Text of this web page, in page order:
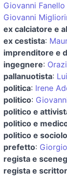
Giovanni Fanello
Giovanni
ex calciatore e
ex cestista:
imprenditore e
ingegnere:
pallanuotista:
politica: Irene
politico:
politico e
politico e
politico e
prefetto:
regista e
regista e